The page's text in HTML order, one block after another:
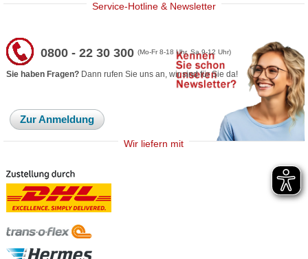
Service-Hotline & Newsletter
0800 - 22 30 300(Mo-Fr 8-18 Uhr, Sa 9-12 Uhr)
Sie haben Fragen? Dann rufen Sie uns an, wir sind für Sie da!
Zur Anmeldung
Wir liefern mit